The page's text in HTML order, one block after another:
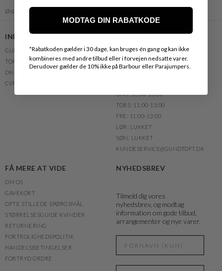
Østrig
INFO
GUNDTOFT
TORVEGADE 6
DK-7100 VEJLE
CVR. 51568710
WEBSHOP
TLF.NR.: +45 76 40 81 36
TELEFONTID:
ONS: 11:00-13:00
TORS: 11:00-13:00
FRE: 11:00-13:00
LØR: LUKKET
SØN: LUKKET
KUNDESERVICE@GUNDTOFT.DK
FÅ MERE AT VIDE
OM OS
GAVEKORT
OFTE STILLEDE SPØRGSMÅL
STØRRELSESGUIDE KVINDER
RETURNERING
FORTROLIGHEDSPOLITIK
HANDELSBETINGELSER
FORTRYD ORDRE
NYHEDSBREV
Tilmeld dig vores
nyhedsbrev, og modtag
information om gode tilbud,
arrangementer og nye varer.
MODTAG DIN RABATKODE
*Rabatkoden gælder i 30 dage, kan bruges én gang og kan ikke
kombineres med andre tilbud eller i forvejen nedsatte varer.
Derudover gælder de 10% ikke på Barbour eller Parajumpers.